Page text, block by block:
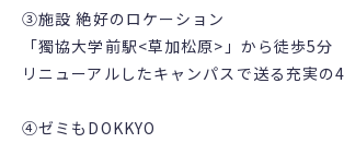
③施設 絶好のロケーション
「獨協大学前駅<草加松原>」から徒歩5分
リニューアルしたキャンパスで送る充実の
④ゼミもDOKKYO